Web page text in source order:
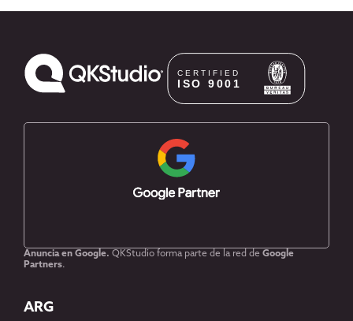
Anuncia en Google. QKStudio forma parte de la red de Google
Partners.
ARG